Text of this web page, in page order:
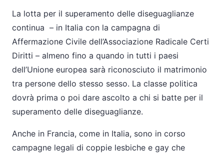
La lotta per il superamento delle diseguaglianze
continua – in Italia con la campagna di
Affermazione Civile dell’Associazione Radicale Certi
Diritti – almeno fino a quando in tutti i paesi
dell’Unione europea sarà riconosciuto il matrimonio
tra persone dello stesso sesso. La classe politica
dovrà prima o poi dare ascolto a chi si batte per il
superamento delle diseguaglianze.
Anche in Francia, come in Italia, sono in corso
campagne legali di coppie lesbiche e gay che